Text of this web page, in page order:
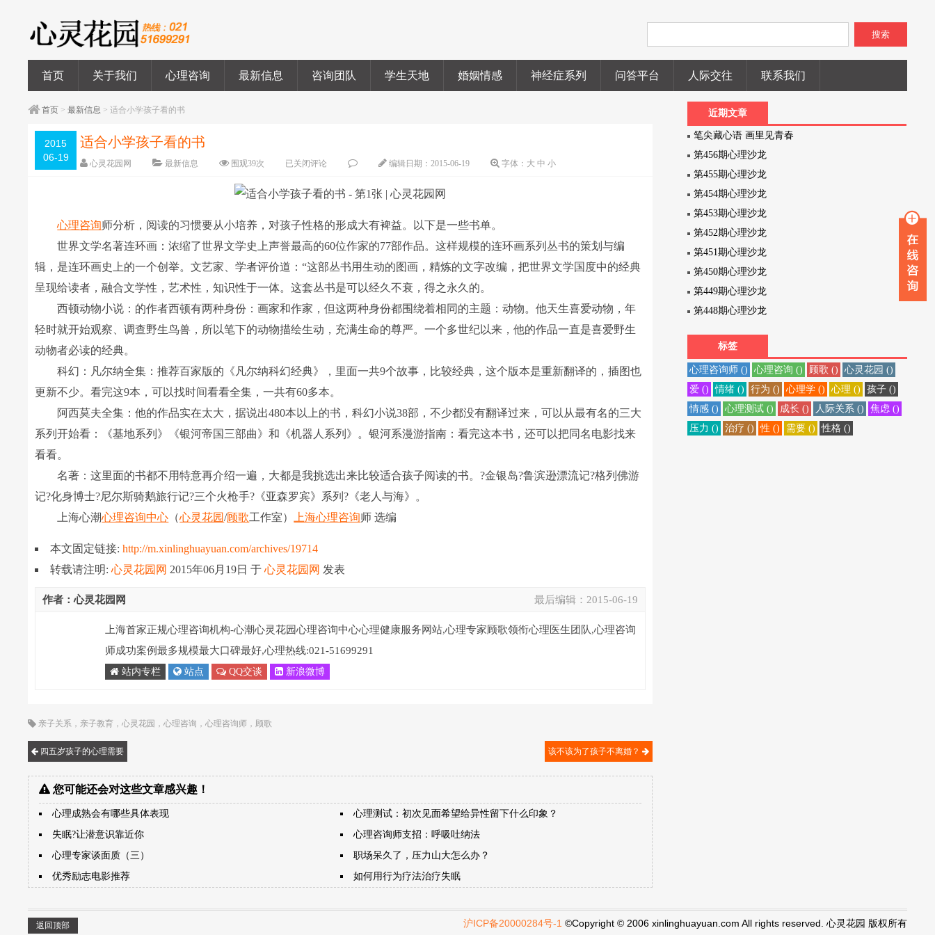
搜索
首页 关于我们 心理咨询 最新信息 咨询团队 学生天地 婚姻情感 神经症系列 问答平台 人际交往 联系我们
首页 >最新信息 > 适合小学孩子看的书
2015
06-19
适合小学孩子看的书
心灵花园网 最新信息 围观39次 已关闭评论 编辑日期：2015-06-19 字体： 大 中 小
心理咨询师分析，阅读的习惯要从小培养，对孩子性格的形成大有裨益。以下是一些书单。
世界文学名著连环画：浓缩了世界文学史上声誉最高的60位作家的77部作品。这样规模的连环画系列丛书的策划与编
辑，是连环画史上的一个创举。文艺家、学者评价道：“这部丛书用生动的图画，精炼的文字改编，把世界文学国度中的经典
呈现给读者，融合文学性，艺术性，知识性于一体。这套丛书是可以经久不衰，得之永久的。
西顿动物小说：的作者西顿有两种身份：画家和作家，但这两种身份都围绕着相同的主题：动物。他天生喜爱动物，年
轻时就开始观察、调查野生鸟兽，所以笔下的动物描绘生动，充满生命的尊严。一个多世纪以来，他的作品一直是喜爱野生
动物者必读的经典。
科幻：凡尔纳全集：推荐百家版的《凡尔纳科幻经典》，里面一共9个故事，比较经典，这个版本是重新翻译的，插图也
更新不少。看完这9本，可以找时间看看全集，一共有60多本。
阿西莫夫全集：他的作品实在太大，据说出480本以上的书，科幻小说38部，不少都没有翻译过来，可以从最有名的三大
系列开始看：《基地系列》《银河帝国三部曲》和《机器人系列》。银河系漫游指南：看完这本书，还可以把同名电影找来
看看。
名著：这里面的书都不用特意再介绍一遍，大都是我挑选出来比较适合孩子阅读的书。?金银岛?鲁滨逊漂流记?格列佛游
记?化身博士?尼尔斯骑鹅旅行记?三个火枪手?《亚森罗宾》系列?《老人与海》。
上海心潮心理咨询中心 （心灵花园/顾歌工作室） 上海心理咨询师 选编
本文固定链接:http://m.xinlinghuayuan.com/archives/19714
转载请注明:心灵花园网 2015年06月19日于心灵花园网 发表
最后编辑： 2015-06-19
作者：心灵花园网
上海首家正规心理咨询机构-心潮心灵花园心理咨询中心心理健康服务网站,心理专家顾歌领衔心理医生团队,心理咨询
师成功案例最多规模最大口碑最好,心理热线:021-51699291
站内专栏 站点 QQ交谈 新浪微博
亲子关系 ， 亲子教育 ，心灵花园 ，心理咨询 ，心理咨询师 ， 顾歌
四五岁孩子的心理需要 该不该为了孩子不离婚？
您可能还会对这些文章感兴趣！
心理成熟会有哪些具体表现
心理测试：初次见面希望给异性留下什么印象？
失眠?让潜意识靠近你
心理咨询师支招：呼吸吐纳法
心理专家谈面质（三）
职场呆久了，压力山大怎么办？
优秀励志电影推荐
如何用行为疗法治疗失眠
近期文章
笔尖藏心语 画里见青春
第456期心理沙龙
第455期心理沙龙
第454期心理沙龙
第453期心理沙龙
第452期心理沙龙
第451期心理沙龙
第450期心理沙龙
第449期心理沙龙
第448期心理沙龙
标签
心理咨询师 () 心理咨询 () 顾歌 ()
心灵花园 ()
爱 ()
情绪 () 行为 () 心理学 () 心理 ()
孩子 ()
情感 ()
心理测试 () 成长 () 人际关系 ()
焦虑 ()
压力 ()
治疗 () 性 () 需要 () 性格 ()
返回顶部 沪ICP备20000284号-1 ©Copyright © 2006 xinlinghuayuan.com All rights reserved. 心灵花园 版权所有